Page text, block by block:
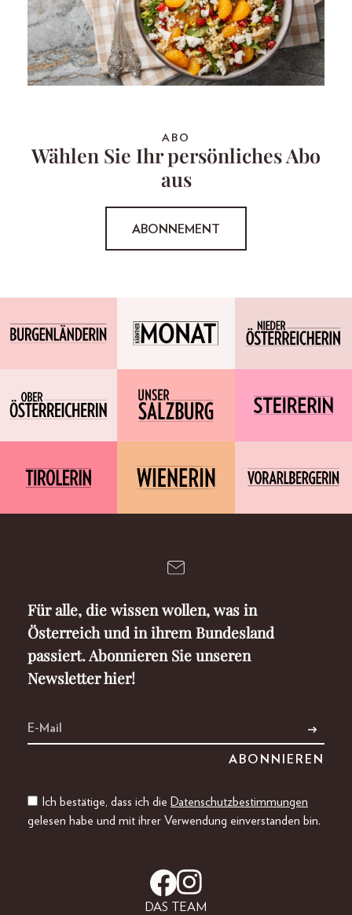
ABO
Wählen Sie Ihr persönliches Abo
aus
ABONNEMENT
Für alle, die wissen wollen, was in
Österreich und in ihrem Bundesland
passiert. Abonnieren Sie unseren
Newsletter hier!
Ich bestätige, dass ich die Datenschutzbestimmungen
gelesen habe und mit ihrer Verwendung einverstanden bin.
DAS TEAM